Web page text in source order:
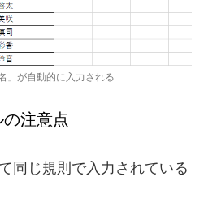
」が自動的に入力される
注意点
同じ規則で入力されている